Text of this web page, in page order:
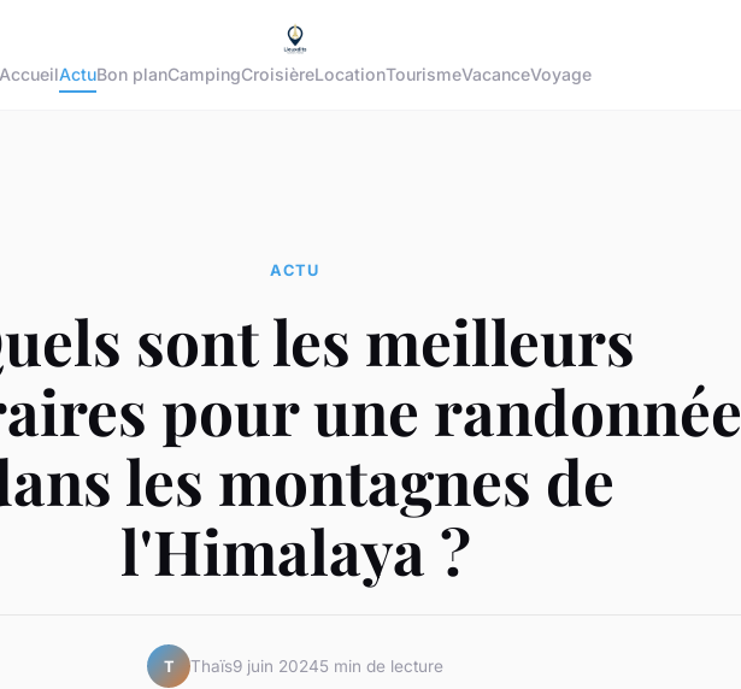
AccueilActuBon planCampingCroisièreLocationTourismeVacanceVoyage
ACTU
sont les meilleurs
pour une randonnée
les montagnes de
l'Himalaya ?
T Thaïs9 juin 20245 min de lecture